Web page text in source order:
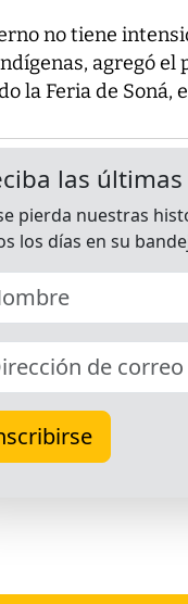
no tiene
agregó
la Feria de Soná,